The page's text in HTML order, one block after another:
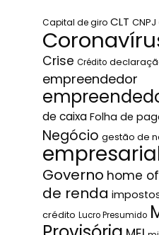
Capital de giro CLT CNPJ
Crise Crédito
empreendedor
de caixa Folha de
Negócio gestão de
Governo home
de renda
crédito Lucro Presumido